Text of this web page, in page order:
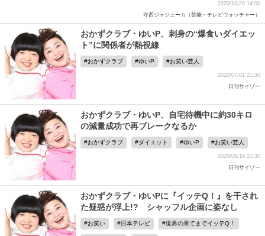
2020/10/20 14:00
寺西ジャジューカ（芸能・テレビウォッチャー）
おかずクラブ・ゆいP、刺身の“爆食いダイエッ
ト”に関係者が熱視線
おかずクラブ ゆいP お笑い芸人
2020/07/01 21:30
日刊サイゾー
おかずクラブ・ゆいP、自宅待機中に約30キロ
の減量成功で再ブレークなるか
おかずクラブ ダイエット ゆいP お笑い芸人
2020/06/19 21:30
日刊サイゾー
おかずクラブ・ゆいPに『イッテQ！』を干され
た疑惑が浮上!? シャッフル企画に姿なし
お笑い 日本テレビ 世界の果てまでイッテQ！